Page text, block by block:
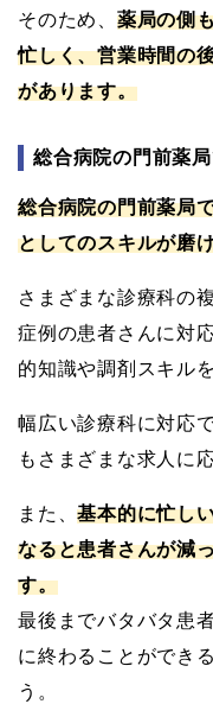
そのため、 薬局の側
忙しく、営業時間の
があります。
総合病院の門前薬
総合病院の門前薬局
としてのスキルが磨
さまざまな診療科の
症例の患者さんに対
的知識や調剤スキル
幅広い診療科に対応
もさまざまな求人に
また、基本的に忙し
なると患者さんが減
す。
最後までバタバタ患
に終わることができ
う。